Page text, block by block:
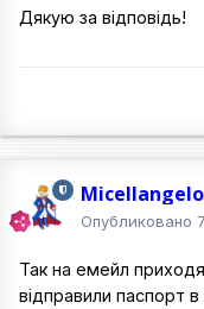
Дякую за відповідь!
Micellangelo
Опубликовано
Так на емейл
відправили паспорт